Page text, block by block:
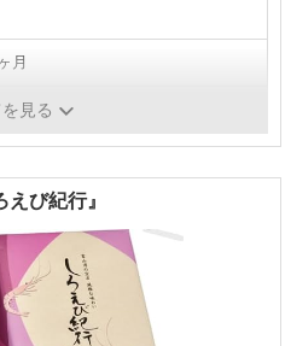
月
見る
び紀行』